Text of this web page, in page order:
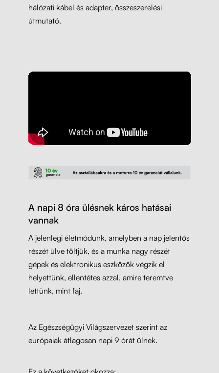
hálózati kábel és adapter, összeszerelési
útmutató.
A napi 8 óra ülésnek káros hatásai
vannak
A jelenlegi életmódunk, amelyben a nap jelentős
részét ülve töltjük, és a munka nagy részét
gépek és elektronikus eszközök végzik el
helyettünk, ellentétes azzal, amire teremtve
lettünk, mint faj.
Az Egészségügyi Világszervezet szerint az
európaiak átlagosan napi 9 órát ülnek.